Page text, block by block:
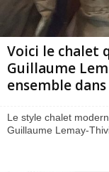
Voici le chalet
Guillaume
ensemble
Le style chalet
Guillaume Lemay-